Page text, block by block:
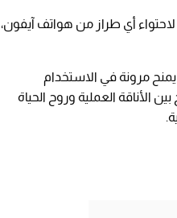
أي طراز من هواتف آيفون،
مرونة في الاستخدام
الأناقة العملية وروح الحياة